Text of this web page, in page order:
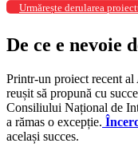
Urmărește derularea
De ce e nevoie
Printr-un proiect recent
reușit să propună cu
Consiliului Național de
a rămas o excepție.
același succes.